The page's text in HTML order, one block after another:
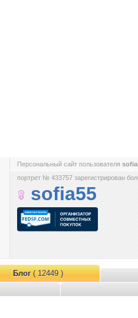
Персональный сайт пользователя
портрет № 433757 зарегистрирован
sofia55
Блог( 12449 )